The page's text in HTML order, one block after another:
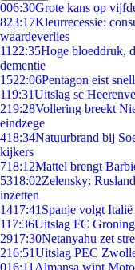
006:30Grote kans op
823:17Kleurrecessie:
waardeverlies
11 22:35Hoge bloeddruk,
dementie
1522:06Pentagon eist
119:31Uitslag sc
219:28Vollering breekt
eindzege
418:34Natuurbrand bij
kijkers
718:12Mattel brengt
5318:02Zelensky:
inzetten
1417:41 Spanje volgt
117:36Uitslag FC
2917:30Netanyahu zet
216:51Uitslag PEC
016:11 Almansa wint